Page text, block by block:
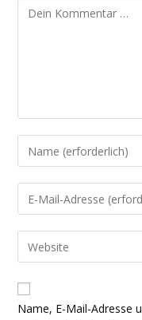
Kommentar
Gib
deinen
Namen
oder
zum
Kommentieren
ein
Gib
deine
E-
Mail-
zum
Kommentieren
Gib
deine
Website-
URL
Name, E-Mail-Adresse